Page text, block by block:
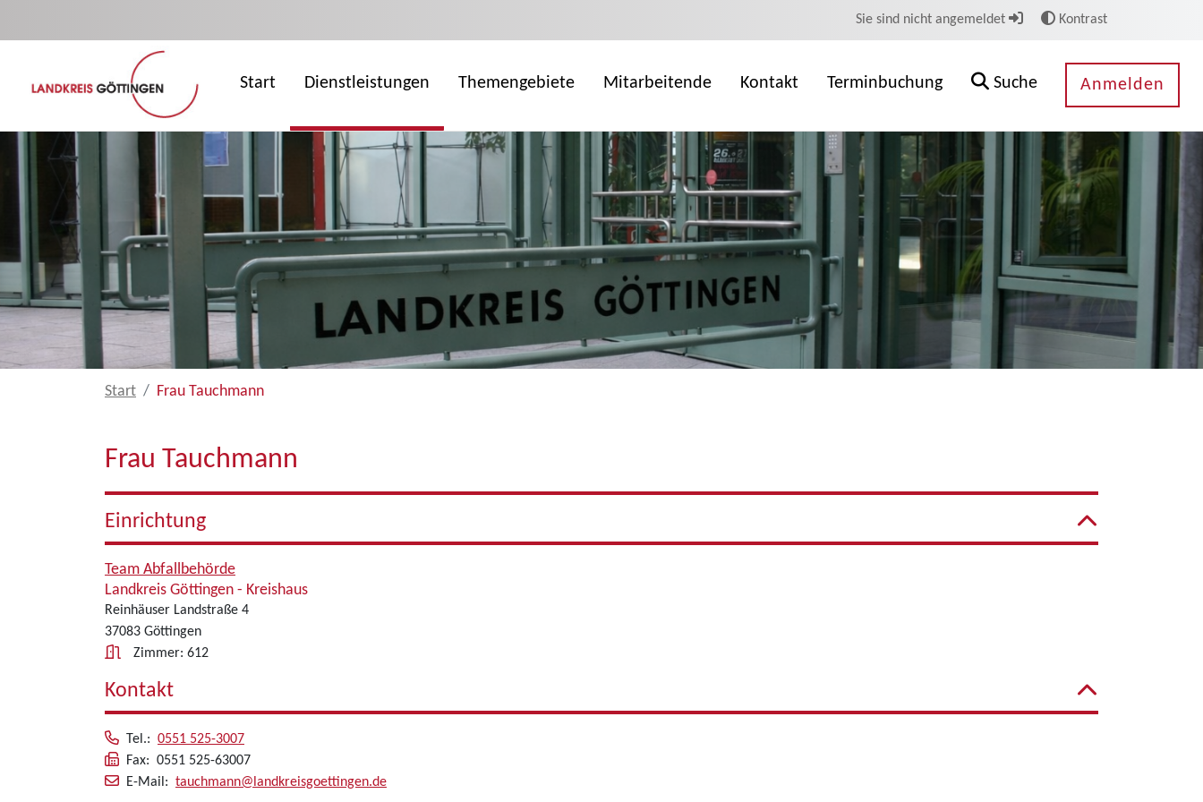
Sie sind nicht angemeldet Kontrast
Start Dienstleistungen Themengebiete Mitarbeitende Kontakt Terminbuchung Suche Anmelden
Start Frau Tauchmann
Frau Tauchmann
Einrichtung
Team Abfallbehörde
Landkreis Göttingen - Kreishaus
Reinhäuser Landstraße 4
37083 Göttingen
Zimmer: 612
Kontakt
Tel.: 0551 525-3007
Fax: 0551 525-63007
E-Mail: tauchmann@landkreisgoettingen.de